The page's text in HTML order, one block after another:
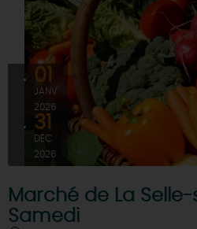
01
JANV
2026
31
DÉC
2026
Marché de La
Samedi